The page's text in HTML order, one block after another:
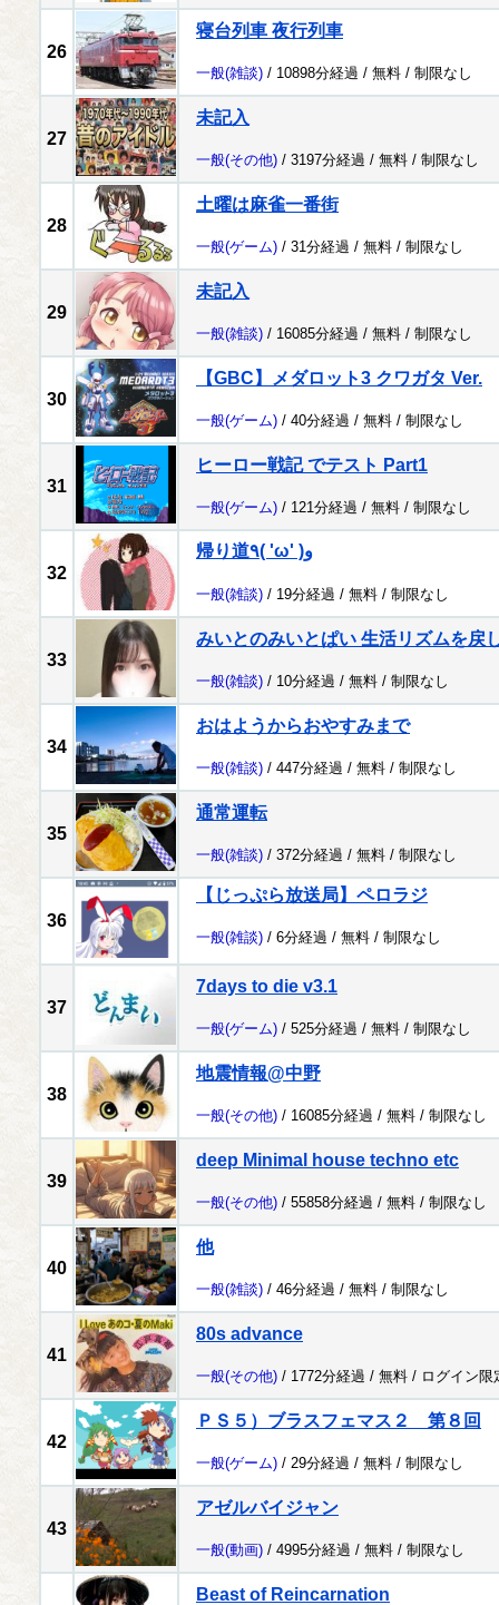
26
寝台列車 夜行列車
一般(雑談) / 10898分経過 / 無料 / 制限なし
27
未記入
一般(その他) / 3197分経過 / 無料 / 制限なし
28
土曜は麻雀一番街
一般(ゲーム) / 31分経過 / 無料 / 制限なし
29
未記入
一般(雑談) / 16085分経過 / 無料 / 制限なし
30
【GBC】メダロット3 クワガタ Ver.
一般(ゲーム) / 40分経過 / 無料 / 制限なし
31
ヒーロー戦記 でテスト Part1
一般(ゲーム) / 121分経過 / 無料 / 制限なし
32
帰り道٩( 'ω' )و
一般(雑談) / 19分経過 / 無料 / 制限なし
33
みいとのみいとぱい 生活リズムを戻
一般(雑談) / 10分経過 / 無料 / 制限なし
34
おはようからおやすみまで
一般(雑談) / 447分経過 / 無料 / 制限なし
35
通常運転
一般(雑談) / 372分経過 / 無料 / 制限なし
36
【じっぷら放送局】ペロラジ
一般(雑談) / 6分経過 / 無料 / 制限なし
37
7days to die v3.1
一般(ゲーム) / 525分経過 / 無料 / 制限なし
38
地震情報@中野
一般(その他) / 16085分経過 / 無料 / 制限なし
39
deep Minimal house techno etc
一般(その他) / 55858分経過 / 無料 / 制限なし
40
他
一般(雑談) / 46分経過 / 無料 / 制限なし
41
80s advance
一般(その他) / 1772分経過 / 無料 / ログイン限
42
ＰＳ５）ブラスフェマス２ 第８回
一般(ゲーム) / 29分経過 / 無料 / 制限なし
43
アゼルバイジャン
一般(動画) / 4995分経過 / 無料 / 制限なし
Beast of Reincarnation